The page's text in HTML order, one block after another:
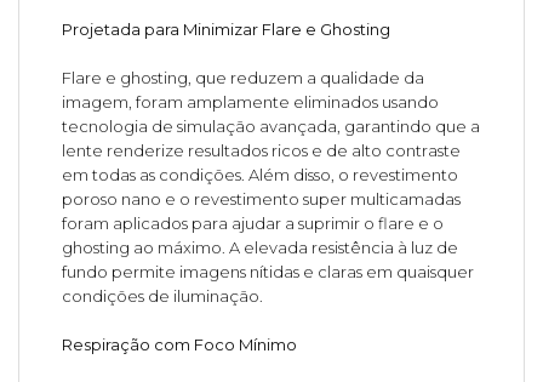
Projetada para Minimizar Flare e Ghosting
Flare e ghosting, que reduzem a qualidade da
imagem, foram amplamente eliminados usando
tecnologia de simulação avançada, garantindo que a
lente renderize resultados ricos e de alto contraste
em todas as condições. Além disso, o revestimento
poroso nano e o revestimento super multicamadas
foram aplicados para ajudar a suprimir o flare e o
ghosting ao máximo. A elevada resistência à luz de
fundo permite imagens nítidas e claras em quaisquer
condições de iluminação.
Respiração com Foco Mínimo